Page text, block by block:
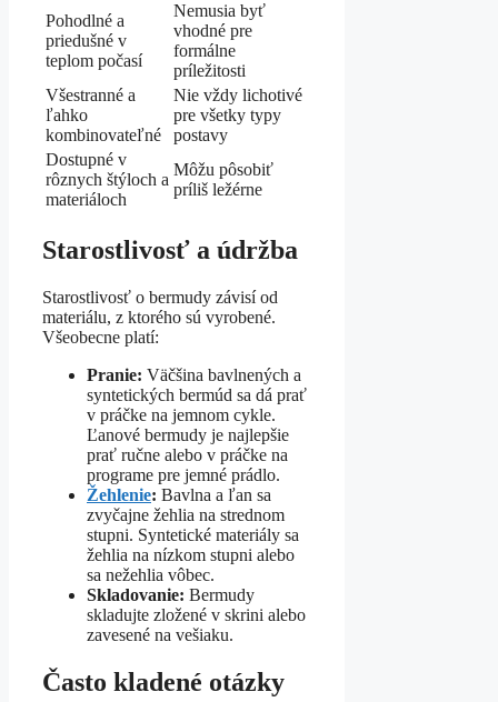
Pohodlné a
priedušné v
teplom počasí
Nemusia byť
vhodné pre
formálne
príležitosti
Všestranné a
ľahko
kombinovateľné
Nie vždy lichotivé
pre všetky typy
postavy
Dostupné v
rôznych štýloch a
materiáloch
Môžu pôsobiť
príliš ležérne
Starostlivosť a údržba
Starostlivosť o bermudy závisí od
materiálu, z ktorého sú vyrobené.
Všeobecne platí:
Pranie: Väčšina bavlnených a
syntetických bermúd sa dá prať
v práčke na jemnom cykle.
Ľanové bermudy je najlepšie
prať ručne alebo v práčke na
programe pre jemné prádlo.
Žehlenie: Bavlna a ľan sa
zvyčajne žehlia na strednom
stupni. Syntetické materiály sa
žehlia na nízkom stupni alebo
sa nežehlia vôbec.
Skladovanie: Bermudy
skladujte zložené v skrini alebo
zavesené na vešiaku.
Často kladené otázky